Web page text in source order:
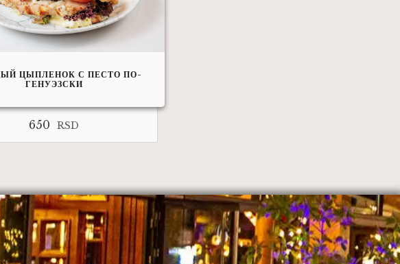
ЦЫПЛЕНОК С ПЕСТО ПО-
ГЕНУЭЗСКИ
650 RSD